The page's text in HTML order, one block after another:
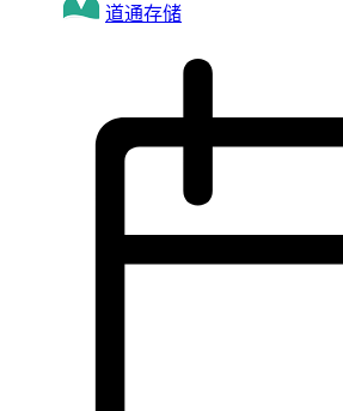
道通存储